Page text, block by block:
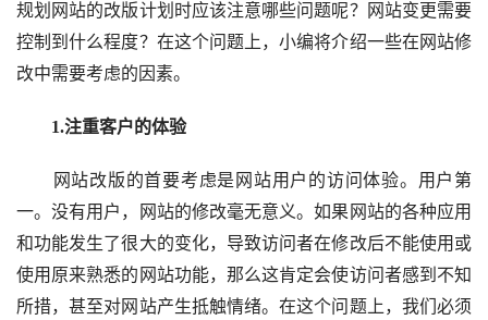
规划网站的改版计划时应该注意哪些问题呢？网站变更需要
控制到什么程度？在这个问题上，小编将介绍一些在网站修
改中需要考虑的因素。
1.注重客户的体验
网站改版的首要考虑是网站用户的访问体验。用户第
一。没有用户，网站的修改毫无意义。如果网站的各种应用
和功能发生了很大的变化，导致访问者在修改后不能使用或
使用原来熟悉的网站功能，那么这肯定会使访问者感到不知
所措，甚至对网站产生抵触情绪。在这个问题上，我们必须